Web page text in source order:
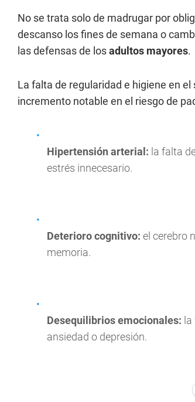
No se trata solo de madrugar por
descanso los fines de semana o
las defensas de losadultos mayores.
La falta de regularidad e higiene en
incremento notable en el riesgo de
Hipertensión arterial: la falta
estrés innecesario.
Deterioro cognitivo: el cerebro
memoria.
Desequilibrios emocionales:
ansiedad o depresión.